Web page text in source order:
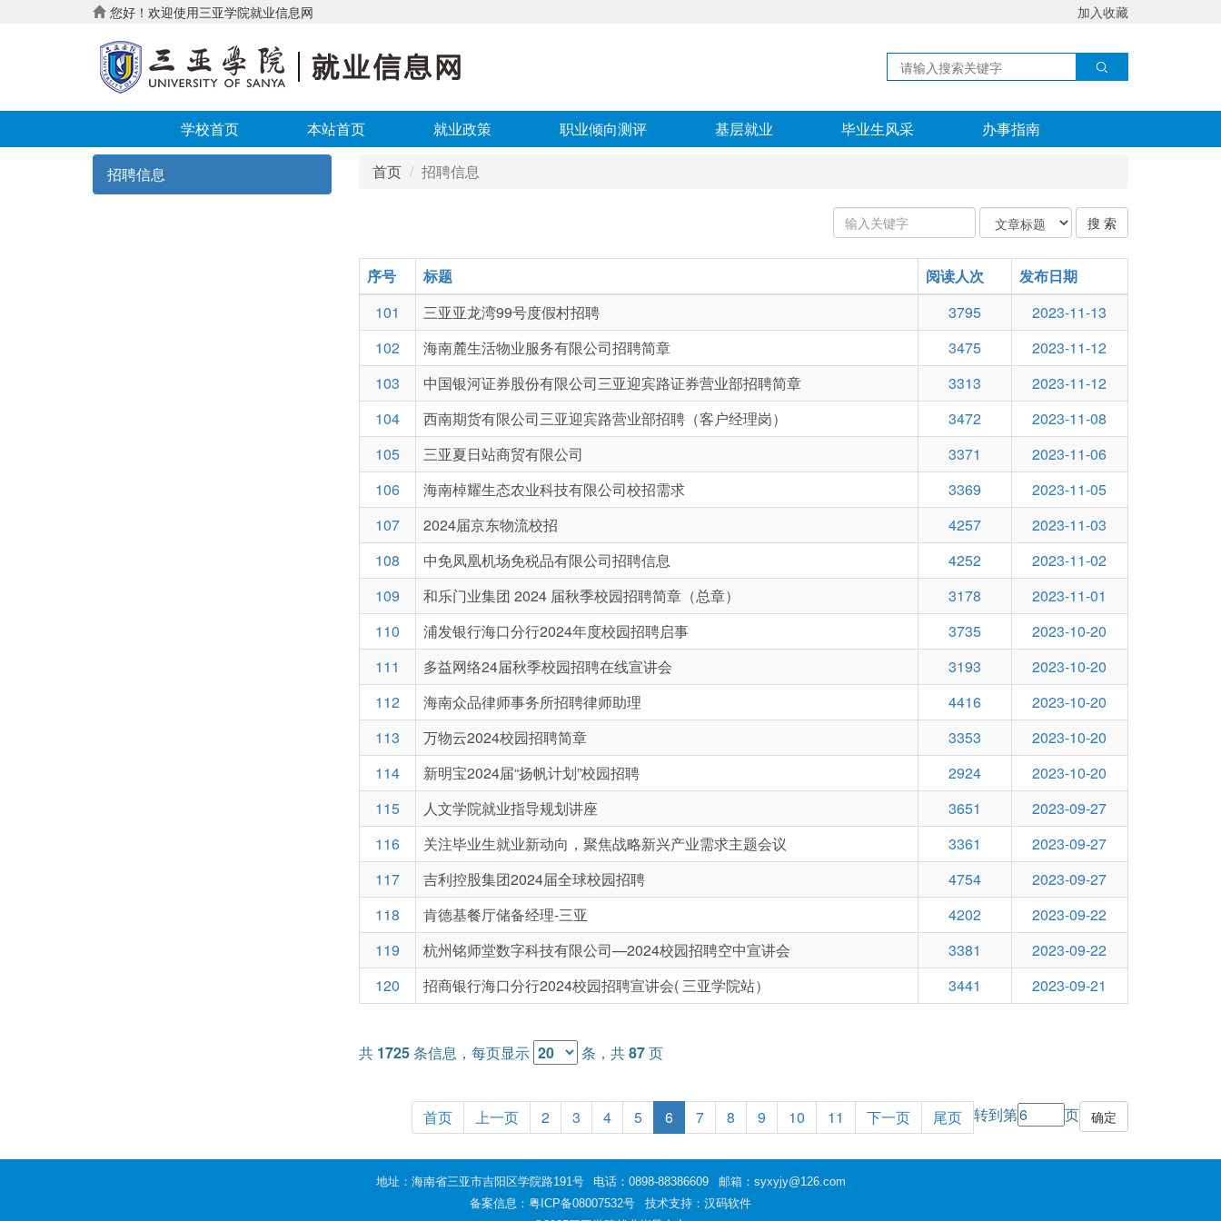
您好！欢迎使用三亚学院就业信息网 加入收藏
学校首页 本站首页 就业政策 职业倾向测评 基层就业 毕业生风采 办事指南
招聘信息 首页 招聘信息
输
入
关
字：
关
键
字
类
型
搜 索
序号 标题 阅读人次
发布日期
101
三亚亚龙湾99号度假村招聘 3795
2023-11-13
102
海南麓生活物业服务有限公司招聘简章 3475
2023-11-12
103
中国银河证券股份有限公司三亚迎宾路证券营业部招聘简章 3313
2023-11-12
104
西南期货有限公司三亚迎宾路营业部招聘（客户经理岗） 3472
2023-11-08
105
三亚夏日站商贸有限公司 3371
2023-11-06
106
海南棹耀生态农业科技有限公司校招需求 3369
2023-11-05
107
2024届京东物流校招 4257
2023-11-03
108
中免凤凰机场免税品有限公司招聘信息 4252
2023-11-02
109
和乐门业集团 2024 届秋季校园招聘简章（总章） 3178
2023-11-01
110
浦发银行海口分行2024年度校园招聘启事 3735
2023-10-20
111
多益网络24届秋季校园招聘在线宣讲会 3193
2023-10-20
112
海南众品律师事务所招聘律师助理 4416
2023-10-20
113
万物云2024校园招聘简章 3353
2023-10-20
114
新明宝2024届“扬帆计划”校园招聘 2924
2023-10-20
115
人文学院就业指导规划讲座 3651
2023-09-27
116
关注毕业生就业新动向，聚焦战略新兴产业需求主题会议 3361
2023-09-27
117
吉利控股集团2024届全球校园招聘 4754
2023-09-27
118
肯德基餐厅储备经理-三亚 4202
2023-09-22
119
杭州铭师堂数字科技有限公司—2024校园招聘空中宣讲会 3381
2023-09-22
120
招商银行海口分行2024校园招聘宣讲会( 三亚学院站） 3441 2023-09-21
共 1725条信息，每页显示 条，共87页
首页 上一页 2 3 4 5 6 7 8 9 10 11 下一页 尾页 转到第 页
地址：海南省三亚市吉阳区学院路191号 电话：0898-88386609
邮箱：syxyjy@126.com
备案信息：粤ICP备08007532号
技术支持：汉码软件